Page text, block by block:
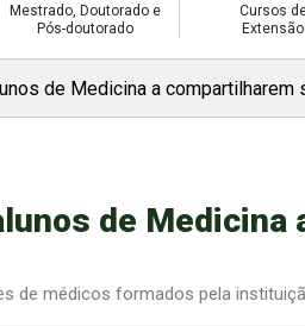
Mestrado, Doutorado e
Pós-doutorado
Cursos
Extensão
de Medicina a compartilharem
de Medicina
de médicos formados pela